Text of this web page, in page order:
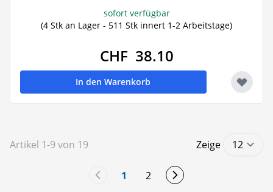
sofort verfügbar
(4 Stk an Lager - 511 Stk innert 1-2 Arbeitstage)
CHF 38.10
In den Warenkorb
Artikel 1-9von 19
You're currently reading page
1 Seite
2
Zeige